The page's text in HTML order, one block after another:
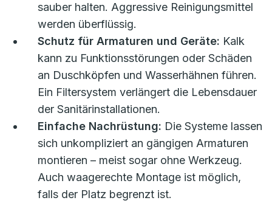
sauber halten. Aggressive Reinigungsmittel
werden überflüssig.
Schutz für Armaturen und Geräte: Kalk
kann zu Funktionsstörungen oder Schäden
an Duschköpfen und Wasserhähnen führen.
Ein Filtersystem verlängert die Lebensdauer
der Sanitärinstallationen.
Einfache Nachrüstung: Die Systeme lassen
sich unkompliziert an gängigen Armaturen
montieren – meist sogar ohne Werkzeug.
Auch waagerechte Montage ist möglich,
falls der Platz begrenzt ist.